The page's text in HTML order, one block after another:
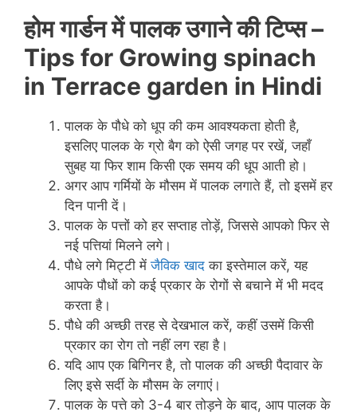
होम गार्डन में पालक उगाने की टिप्स–
Tips for Growing spinach
in Terrace garden in Hindi
पालक के पौधे को धूप की कम आवश्यकता होती है,
इसलिए पालक के ग्रो बैग को ऐसी जगह पर रखें, जहाँ
सुबह या फिर शाम किसी एक समय की धूप आती हो।
अगर आप गर्मियों के मौसम में पालक लगाते हैं, तो इसमें हर
दिन पानी दें।
पालक के पत्तों को हर सप्ताह तोड़ें, जिससे आपको फिर से
नई पत्तियां मिलने लगे।
पौधे लगे मिट्टी मेंजैविक खाद का इस्तेमाल करें, यह
आपके पौधों को कई प्रकार के रोगों से बचाने में भी मदद
करता है।
पौधे की अच्छी तरह से देखभाल करें, कहीं उसमें किसी
प्रकार का रोग तो नहीं लग रहा है।
यदि आप एक बिगिनर है, तो पालक की अच्छी पैदावार के
लिए इसे सर्दी के मौसम के लगाएं।
पालक के पत्ते को 3-4 बार तोड़ने के बाद, आप पालक के